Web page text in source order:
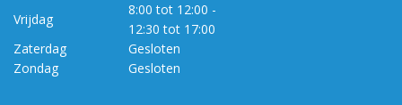
Vrijdag
8:00 tot 12:00 -
12:30 tot 17:00
Zaterdag
Gesloten
Zondag
Gesloten